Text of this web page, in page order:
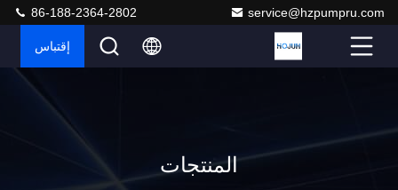
service@hzpumpru.com
86-188-2364-2802
إقتباس
المنتجات